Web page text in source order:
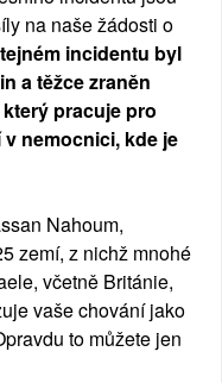
na naše žádosti o
incidentu byl
a těžce zraněn
pracuje pro
nemocnici, kde je
Nahoum,
zemí, z nichž mnohé
včetně Británie,
vaše chování jako
to můžete jen